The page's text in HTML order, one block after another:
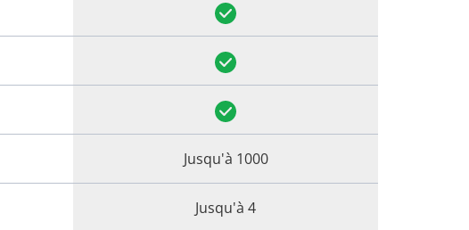
Jusqu'à 1000
Jusqu'à 4